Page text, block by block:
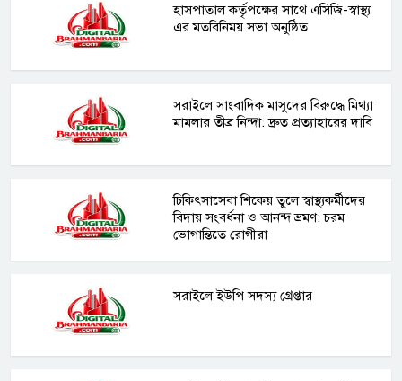
হাসপাতাল কর্তৃপক্ষের সাথে এসিজি-স্বাস্থ্য
এর মতবিনিময় সভা অনুষ্ঠিত
সরাইলে সাংবাদিক মাসুদের বিরুদ্ধে মিথ্যা
মামলার তীব্র নিন্দা: দ্রুত প্রত্যাহারের দাবি
চিকিৎসাসেবা শিকেয় তুলে স্বাস্থ্যকর্মীদের
বিদায় সংবর্ধনা ও আনন্দ ভ্রমণ: চরম
ভোগান্তিতে রোগীরা
সরাইলে ইউপি সদস্য গ্রেপ্তার